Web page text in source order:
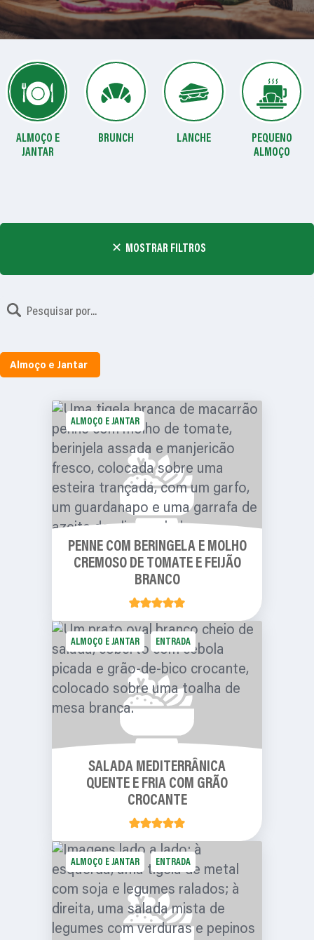
ALMOÇO E
JANTAR
BRUNCH LANCHE
PEQUENO
ALMOÇO
MOSTRAR FILTROS
Almoço e Jantar
ALMOÇO E JANTAR
PENNE COM BERINGELA E MOLHO
CREMOSO DE TOMATE E FEIJÃO
BRANCO
ALMOÇO E JANTAR ENTRADA
SALADA MEDITERRÂNICA
QUENTE E FRIA COM GRÃO
CROCANTE
ALMOÇO E JANTAR ENTRADA